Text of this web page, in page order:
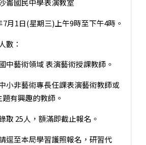
崙國民中學表演教室
7月1日(星期三)上午9時至下午4時。
數：
中藝術領域 表演藝術授課教師。
小非藝術專長任課表演藝術教師或
有興趣的教師。
取 25人，額滿即截止報名。
逕至本局學習護照報名，研習代